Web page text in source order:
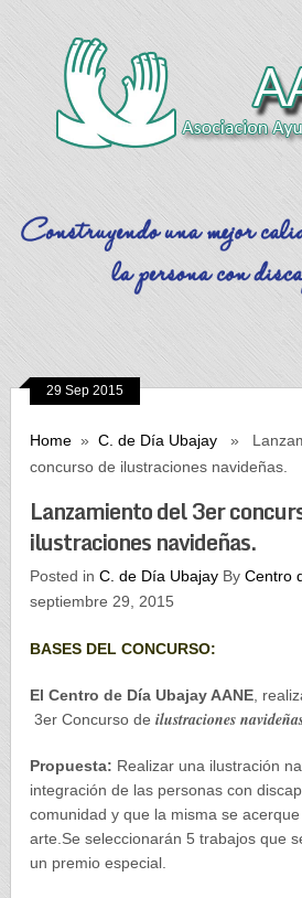
29 Sep 2015
Home »C. de Día Ubajay »
concurso de ilustraciones navideñas.
Lanzamiento del 3er
ilustraciones navideñas.
Posted inC. de Día Ubajay ByCentro
septiembre 29, 2015
BASES DEL CONCURSO:
El Centro de Día Ubajay AANE ,
3er Concurso deilustraciones
Propuesta: Realizar una ilustración
integración de las personas con
comunidad y que la misma se
arte.Se seleccionarán 5 trabajos que
un premio especial.